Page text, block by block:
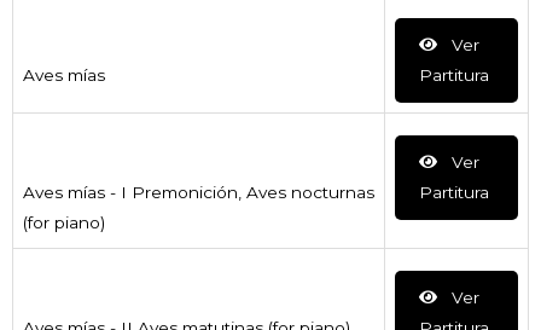
Aves mías
Ver
Partitura
Aves mías - I Premonición, Aves nocturnas
(for piano)
Ver
Partitura
Ver